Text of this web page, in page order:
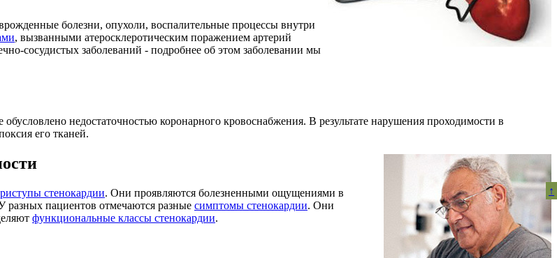
болезни, опухоли, воспалительные процессы внутри
, вызванными атеросклеротическим поражением артерий
сосудистых заболеваний - подробнее об этом заболевании мы
недостаточностью коронарного кровоснабжения. В результате нарушения проходимости в
его тканей.
стенокардии. Они проявляются болезненными ощущениями в
пациентов отмечаются разные симптомы стенокардии. Они
функциональные классы стенокардии.
↑